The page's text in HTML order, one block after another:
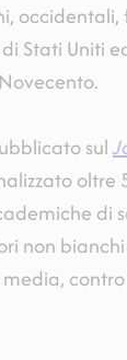
occidentali,
Stati Uniti
sul
oltre
di
non